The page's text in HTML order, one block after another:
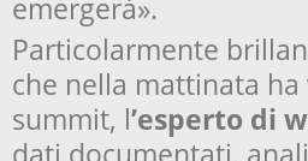
emergerà».
Particolarmente
che nella mattinata
summit, l’esperto di